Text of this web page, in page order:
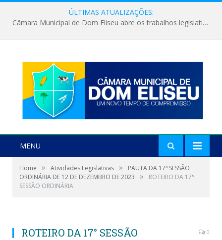
ÚLTIMAS ATUALIZAÇÕES:
Câmara Municipal de Dom Eliseu abre os trabalhos legislativos do segundo semestre
MENU
Home » Atividades Legislativas »
PAUTA DA 17ª SESSÃO
ORDINÁRIA DE 12 DE DEZEMBRO DE 2023
»
ROTEIRO DA 17°
SESSÃO ORDINÁRIA
ROTEIRO DA 17° SESSÃO
0